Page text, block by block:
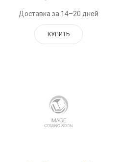
Доставка за 14–20 дней
КУПИТЬ